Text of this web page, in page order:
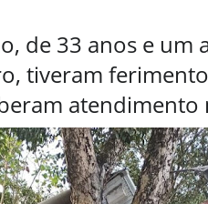
de 33 anos e um
tiveram
atendimento